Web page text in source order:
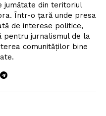
jumătate din teritoriul
Într-o țară unde presa
de interese politice,
pentru jurnalismul de la
comunităților bine